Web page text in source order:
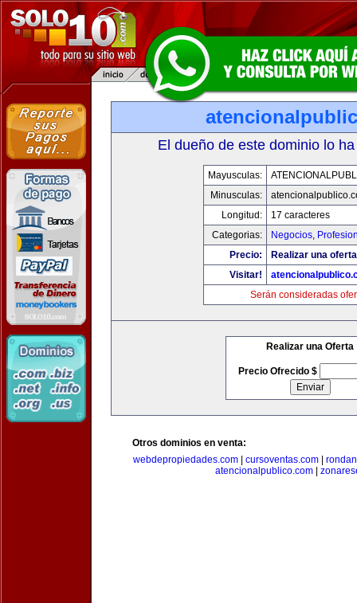
El dueño de este dominio lo
Mayusculas:
Minusculas:
Longitud:
17 caracteres
Categorias:
Negocios,
Precio:
Realizar una
Visitar!
Serán consideradas
Realizar una Oferta
Precio Ofrecido $
Otros dominios en venta:
webdepropiedades.com| cursoventas.com|
atencionalpublico.com